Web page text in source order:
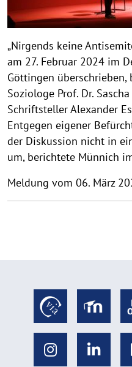
„Nirgends keine
am 27. Februar 2024 im
Göttingen überschrieben,
Soziologe Prof. Dr.
Schriftsteller Alexander
Entgegen eigener
der Diskussion nicht in
um, berichtete Münnich
Meldung vom 06. März